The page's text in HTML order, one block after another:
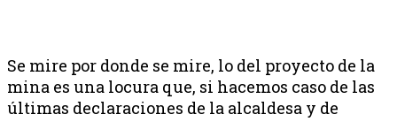
Se mire por donde se mire, lo del proyecto de la
mina es una locura que, si hacemos caso de las
últimas declaraciones de la alcaldesa y de